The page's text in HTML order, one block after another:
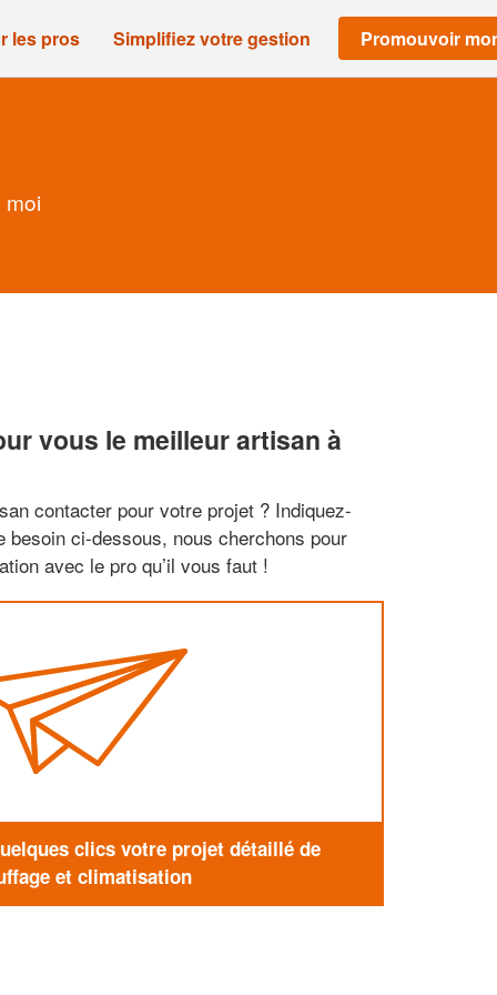
les pros Simplifiez votre gestion Promouvoir
moi
vous le meilleur artisan à
contacter pour votre projet ? Indiquez-
besoin ci-dessous, nous cherchons pour
avec le pro qu’il vous faut !
clics votre projet détaillé de
et climatisation